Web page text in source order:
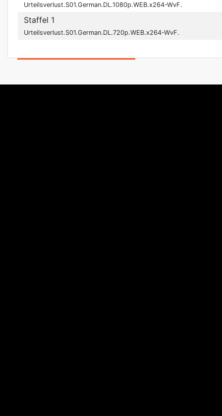
Urteilsverlust.S01.German.DL.1080p.WEB.x264-WvF.
Staffel 1
Urteilsverlust.S01.German.DL.720p.WEB.x264-WvF.